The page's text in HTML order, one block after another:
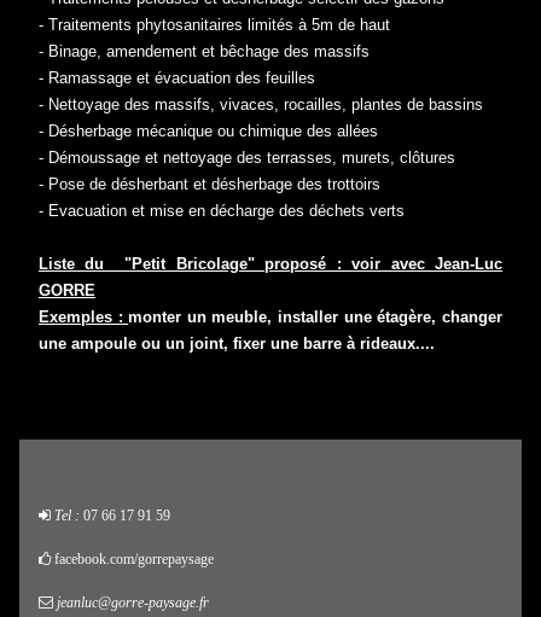
- Traitements phytosanitaires limités à 5m de haut
- Binage, amendement et bêchage des massifs
- Ramassage et évacuation des feuilles
- Nettoyage des massifs, vivaces, rocailles, plantes de bassins
- Désherbage mécanique ou chimique des allées
- Démoussage et nettoyage des terrasses, murets, clôtures
- Pose de désherbant et désherbage des trottoirs
- Evacuation et mise en décharge des déchets verts
Liste du "Petit Bricolage" proposé : voir avec Jean-Luc
GORRE
Exemples :monter un meuble, installer une étagère, changer
une ampoule ou un joint, fixer une barre à rideaux....
Tel : 07 66 17 91 59
facebook.com/gorrepaysage
jeanluc@gorre-paysage.fr